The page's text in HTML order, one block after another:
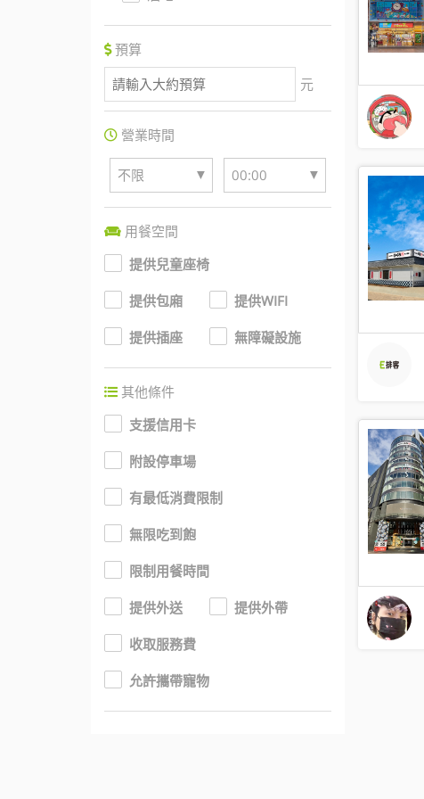
預算
元
營業時間
不限 ▼ 00:00 ▼
用餐空間
提供兒童座椅
提供包廂 提供WIFI
提供插座 無障礙設施
其他條件
支援信用卡
附設停車場
有最低消費限制
無限吃到飽
限制用餐時間
提供外送 提供外帶
收取服務費
允許攜帶寵物